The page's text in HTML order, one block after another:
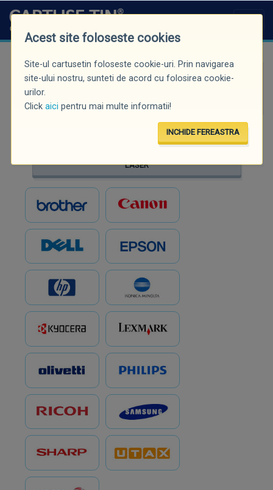
Căutare rapidă (minim 3 caractere)
LASER
Acest site foloseste cookies
Site-ul cartusetin foloseste cookie-uri. Prin navigarea
site-ului nostru, sunteti de acord cu folosirea cookie-
urilor.
Clickaici pentru mai multe informatii!
INCHIDE FEREASTRA